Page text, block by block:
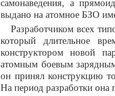
самонаведения, а
выдано на атомное БЗО
Разработчиком всех
который длительное
конструктором новой
атомным боевым
он принял конструкцию
На период разработки